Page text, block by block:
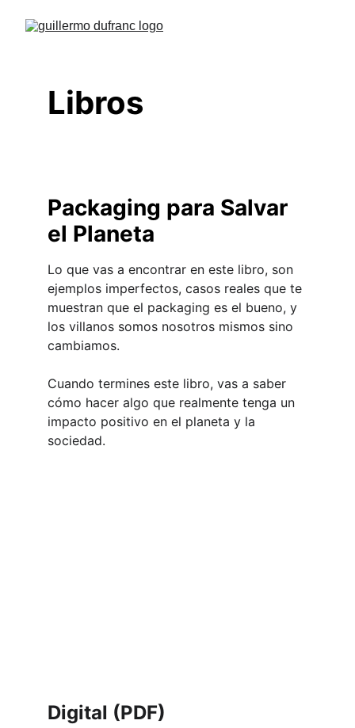
Libros
Packaging para Salvar
el Planeta
Lo que vas a encontrar en este libro, son
ejemplos imperfectos, casos reales que te
muestran que el packaging es el bueno, y
los villanos somos nosotros mismos sino
cambiamos.
Cuando termines este libro, vas a saber
cómo hacer algo que realmente tenga un
impacto positivo en el planeta y la
sociedad.
Digital (PDF)